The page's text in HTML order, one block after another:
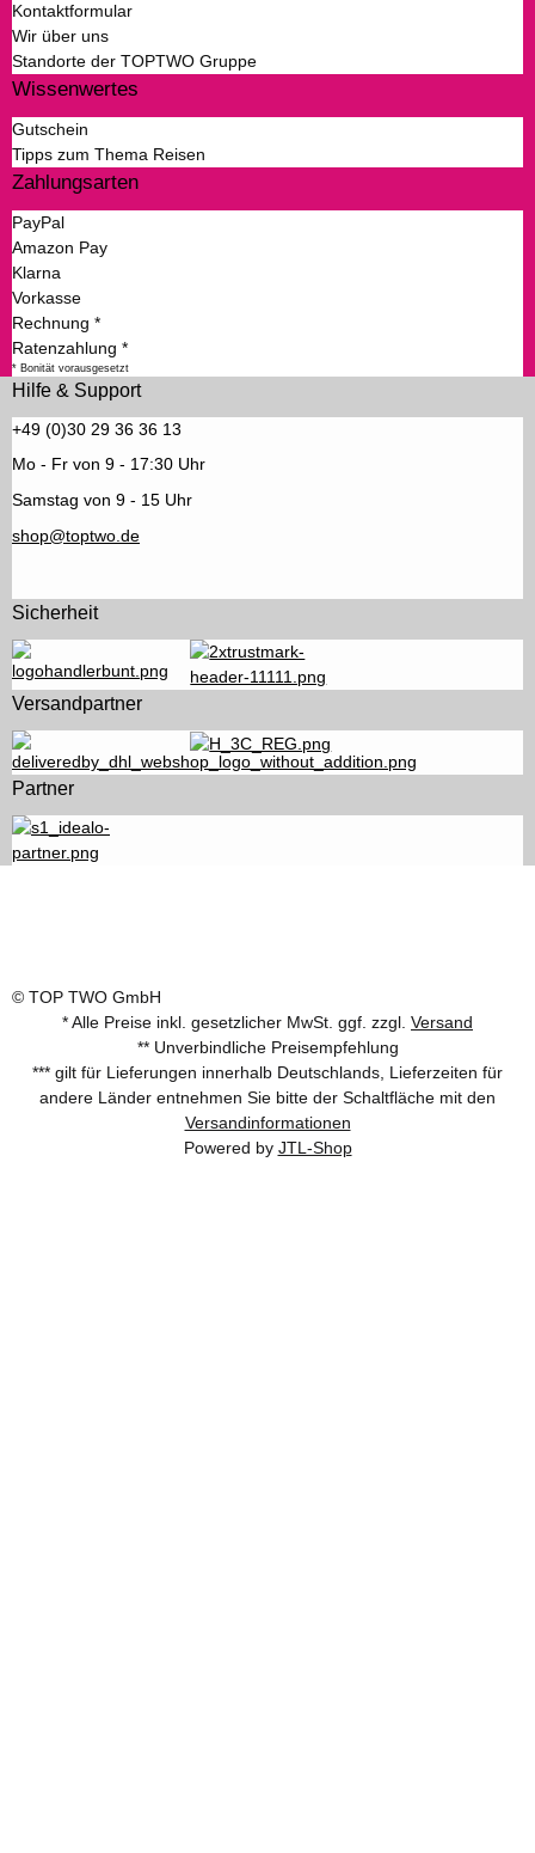
Kontaktformular
Wir über uns
Standorte der TOPTWO Gruppe
Wissenwertes
Gutschein
Tipps zum Thema Reisen
Zahlungsarten
PayPal
Amazon Pay
Klarna
Vorkasse
Rechnung *
Ratenzahlung *
* Bonität vorausgesetzt
Hilfe & Support
+49 (0)30 29 36 36 13
Mo - Fr von 9 - 17:30 Uhr
Samstag von 9 - 15 Uhr
shop@toptwo.de
Sicherheit
Versandpartner
Partner
© TOP TWO GmbH
* Alle Preise inkl. gesetzlicher MwSt. ggf. zzgl. Versand
** Unverbindliche Preisempfehlung
*** gilt für Lieferungen innerhalb Deutschlands, Lieferzeiten für
andere Länder entnehmen Sie bitte der Schaltfläche mit den
Versandinformationen
Powered by JTL-Shop